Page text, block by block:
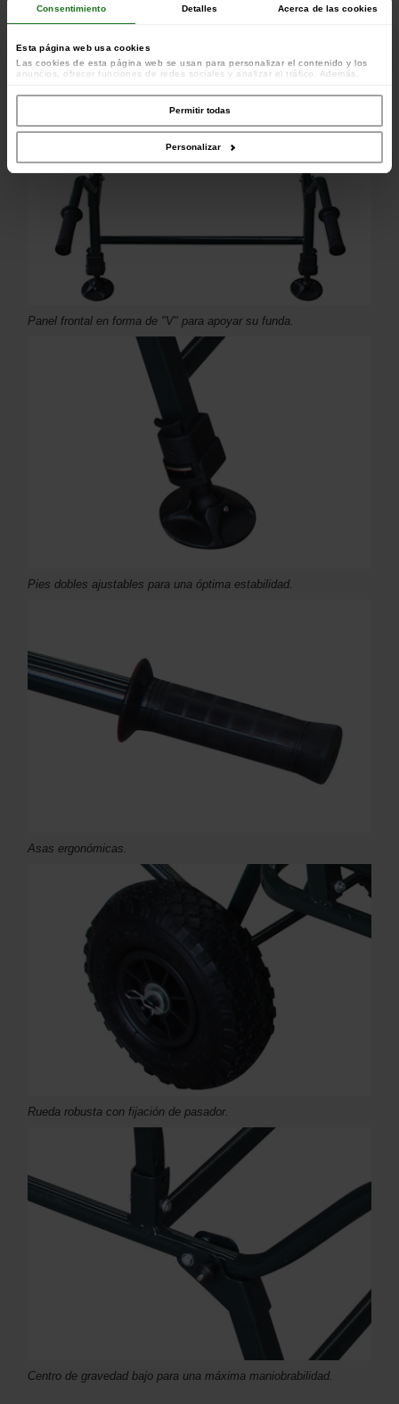
Consentimiento Detalles Acerca de las cookies
Esta página web usa cookies
Las cookies de esta página web se usan para personalizar el contenido y los
anuncios, ofrecer funciones de redes sociales y analizar el tráfico. Además,
colaboradores de redes sociales, publicidad y análisis web, quienes pueden
combinarla con otra información que les haya proporcionado o que hayan
recopilado a partir del uso que haya hecho de sus servicios.
Permitir todas
Personalizar
Panel frontal en forma de "V" para apoyar su funda.
Pies dobles ajustables para una óptima estabilidad.
Asas ergonómicas.
Rueda robusta con fijación de pasador.
Centro de gravedad bajo para una máxima maniobrabilidad.